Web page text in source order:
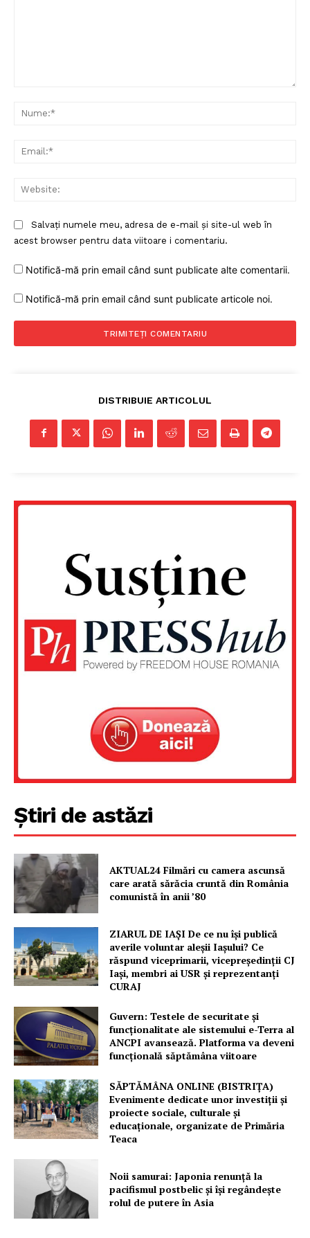
FREEDOM HOUSE ROMÂNIA
PRESShub
Despre noi / Echipa
Salvați numele meu, adresa de e-mail și site-ul web în
acest browser pentru data viitoare i comentariu.
Notifică-mă prin email când sunt publicate alte comentarii.
Notifică-mă prin email când sunt publicate articole noi.
DISTRIBUIE ARTICOLUL
Știri de astăzi
AKTUAL24 Filmări cu camera ascunsă
care arată sărăcia cruntă din România
comunistă în anii ’80
ZIARUL DE IAȘI De ce nu își publică
averile voluntar aleșii Iașului? Ce
răspund viceprimarii, vicepreședinții CJ
Iași, membri ai USR și reprezentanți
CURAJ
Guvern: Testele de securitate și
funcționalitate ale sistemului e-Terra al
ANCPI avansează. Platforma va deveni
funcțională săptămâna viitoare
SĂPTĂMÂNA ONLINE (BISTRIȚA)
Evenimente dedicate unor investiții și
proiecte sociale, culturale și
educaționale, organizate de Primăria
Teaca
Noii samurai: Japonia renunță la
pacifismul postbelic și își regândește
rolul de putere în Asia